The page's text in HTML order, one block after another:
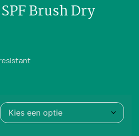
Brush Dry